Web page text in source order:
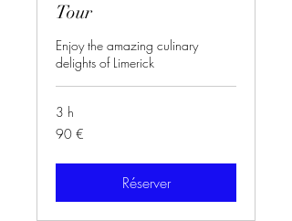
Tour
Enjoy the amazing culinary
delights of Limerick
3 h
90
euros
90 €
Réserver